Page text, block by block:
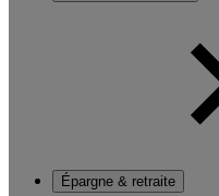
Épargne & retraite